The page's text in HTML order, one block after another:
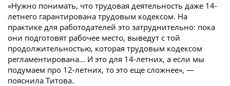
«Нужно понимать, что трудовая деятельность даже 14-
летнего гарантирована трудовым кодексом. На
практике для работодателей это затруднительно: пока
они подготовят рабочее место, выведут с той
продолжительностью, которая трудовым кодексом
регламентирована… И это для 14-летних, а если мы
подумаем про 12-летних, то это еще сложнее», —
пояснила Титова.